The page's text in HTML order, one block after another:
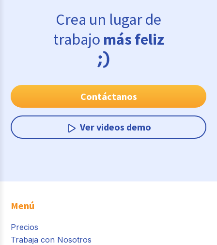
Crea un lugar de
trabajo más feliz
Contáctanos
Ver videos demo
Menú
Precios
Trabaja con Nosotros